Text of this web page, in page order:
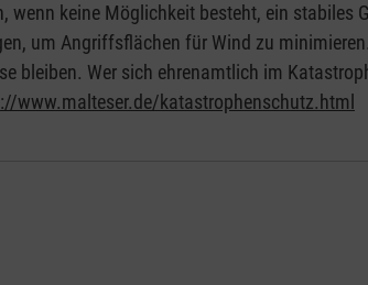
wenn keine Möglichkeit besteht, ein
um Angriffsflächen für Wind zu
bleiben. Wer sich ehrenamtlich im
www.malteser.de/katastrophenschutz.html